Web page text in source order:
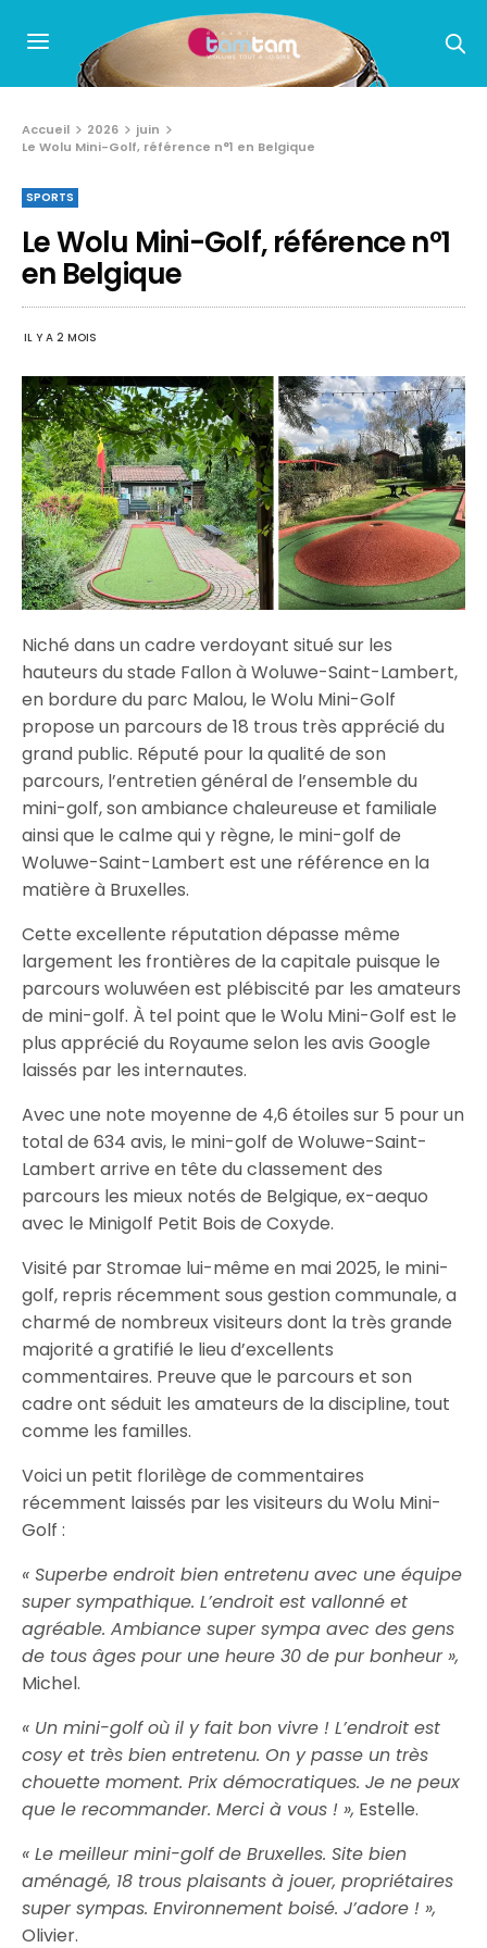
Accueil 2026
juin
Le Wolu Mini-Golf, référence n°1 en Belgique
SPORTS
Le Wolu Mini-Golf, référence n°1
en Belgique
IL Y A 2 MOIS
Niché dans un cadre verdoyant situé sur les
hauteurs du stade Fallon à Woluwe-Saint-Lambert,
en bordure du parc Malou, le Wolu Mini-Golf
propose un parcours de 18 trous très apprécié du
grand public. Réputé pour la qualité de son
parcours, l’entretien général de l’ensemble du
mini-golf, son ambiance chaleureuse et familiale
ainsi que le calme qui y règne, le mini-golf de
Woluwe-Saint-Lambert est une référence en la
matière à Bruxelles.
Cette excellente réputation dépasse même
largement les frontières de la capitale puisque le
parcours woluwéen est plébiscité par les amateurs
de mini-golf. À tel point que le Wolu Mini-Golf est le
plus apprécié du Royaume selon les avis Google
laissés par les internautes.
Avec une note moyenne de 4,6 étoiles sur 5 pour un
total de 634 avis, le mini-golf de Woluwe-Saint-
Lambert arrive en tête du classement des
parcours les mieux notés de Belgique, ex-aequo
avec le Minigolf Petit Bois de Coxyde.
Visité par Stromae lui-même en mai 2025, le mini-
golf, repris récemment sous gestion communale, a
charmé de nombreux visiteurs dont la très grande
majorité a gratifié le lieu d’excellents
commentaires. Preuve que le parcours et son
cadre ont séduit les amateurs de la discipline, tout
comme les familles.
Voici un petit florilège de commentaires
récemment laissés par les visiteurs du Wolu Mini-
Golf :
« Superbe endroit bien entretenu avec une équipe
super sympathique. L’endroit est vallonné et
agréable. Ambiance super sympa avec des gens
de tous âges pour une heure 30 de pur bonheur »,
Michel.
« Un mini-golf où il y fait bon vivre ! L’endroit est
cosy et très bien entretenu. On y passe un très
chouette moment. Prix démocratiques. Je ne peux
que le recommander. Merci à vous ! », Estelle.
« Le meilleur mini-golf de Bruxelles. Site bien
aménagé, 18 trous plaisants à jouer, propriétaires
super sympas. Environnement boisé. J’adore ! »,
Olivier.